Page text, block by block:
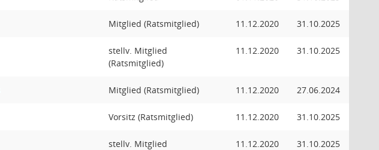
Mitglied (Ratsmitglied) 11.12.2020 31.10.2025
stellv. Mitglied
(Ratsmitglied)
11.12.2020 31.10.2025
Mitglied (Ratsmitglied) 11.12.2020 27.06.2024
Vorsitz (Ratsmitglied) 11.12.2020 31.10.2025
stellv. Mitglied
11.12.2020 31.10.2025